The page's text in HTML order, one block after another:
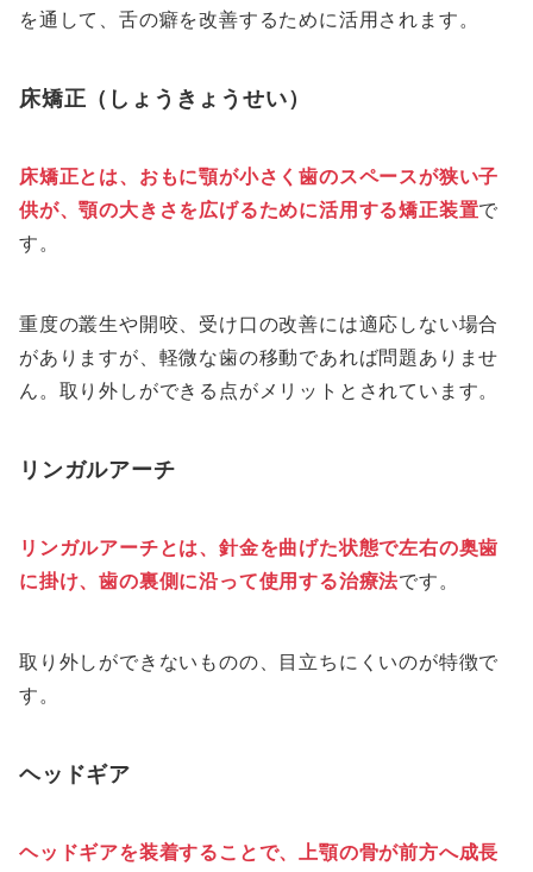
を通して、舌の癖を改善するために活用されます。
床矯正（しょうきょうせい）
床矯正とは、おもに顎が小さく歯のスペースが狭い子
供が、顎の大きさを広げるために活用する矯正装置で
す。
重度の叢生や開咬、受け口の改善には適応しない場合
がありますが、軽微な歯の移動であれば問題ありませ
ん。取り外しができる点がメリットとされています。
リンガルアーチ
リンガルアーチとは、針金を曲げた状態で左右の奥歯
に掛け、歯の裏側に沿って使用する治療法です。
取り外しができないものの、目立ちにくいのが特徴で
す。
ヘッドギア
ヘッドギアを装着することで、上顎の骨が前方へ成長